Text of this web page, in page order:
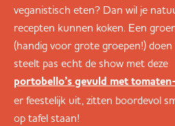
veganistisch eten? Dan wil je
recepten kunnen koken. Een
(handig voor grote groepen!)
steelt pas echt de show met deze
portobello’s gevuld met
er feestelijk uit, zitten boordevol
op tafel staan!